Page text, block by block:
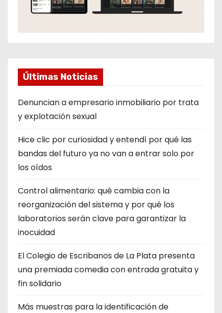
Últimas Noticias
Denuncian a empresario inmobiliario por trata
y explotación sexual
Hice clic por curiosidad y entendí por qué las
bandas del futuro ya no van a entrar solo por
los oídos
Control alimentario: qué cambia con la
reorganización del sistema y por qué los
laboratorios serán clave para garantizar la
inocuidad
El Colegio de Escribanos de La Plata presenta
una premiada comedia con entrada gratuita y
fin solidario
Más muestras para la identificación de